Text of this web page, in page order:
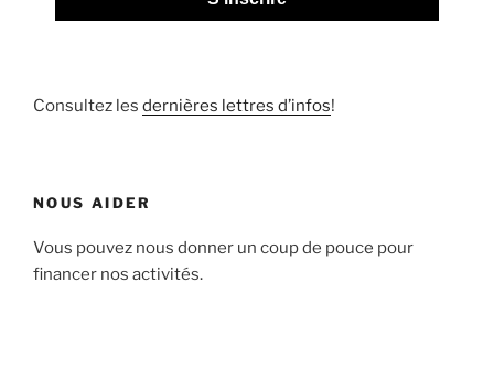
Consultez les dernières lettres d’infos!
NOUS AIDER
Vous pouvez nous donner un coup de pouce pour
financer nos activités.